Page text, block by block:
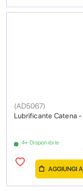
Lubrificante Catena
(AD5067)
4+ Disponibile
AGGIUNGI